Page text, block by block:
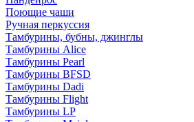
Поющие чаши
Ручная перкуссия
Тамбурины, бубны, джинглы
Тамбурины Alice
Тамбурины Pearl
Тамбурины BFSD
Тамбурины Dadi
Тамбурины Flight
Тамбурины LP